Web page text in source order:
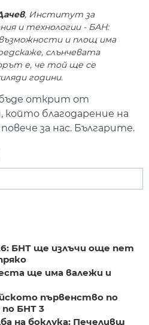
, Институт за
и технологии - БАН:
и площ има
слънчевата
е, че той ще се
години.
открит от
който благодарение на
за нас. Българите.
БНТ ще излъчи още пет
ще има валежи и
първенство по
БНТ 3
на боклука: Печеливш